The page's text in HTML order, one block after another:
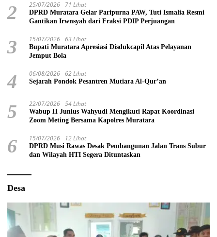
2 25/07/2026 71 Lihat
DPRD Muratara Gelar Paripurna PAW, Tuti Ismalia Resmi
Gantikan Irwnsyah dari Fraksi PDIP Perjuangan
3 15/07/2026 63 Lihat
Bupati Muratara Apresiasi Disdukcapil Atas Pelayanan
Jemput Bola
4 06/08/2026 62 Lihat
Sejarah Pondok Pesantren Mutiara Al-Qur’an
5 22/07/2026 54 Lihat
Wabup H Junius Wahyudi Mengikuti Rapat Koordinasi
Zoom Meting Bersama Kapolres Muratara
6 15/07/2026 12 Lihat
DPRD Musi Rawas Desak Pembangunan Jalan Trans Subur
dan Wilayah HTI Segera Dituntaskan
Desa